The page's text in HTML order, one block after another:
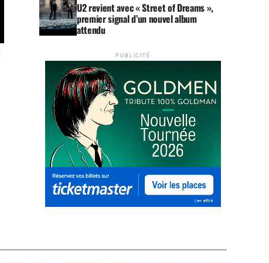
U2 revient avec « Street of Dreams »,
premier signal d’un nouvel album
attendu
PUBLICITÉ